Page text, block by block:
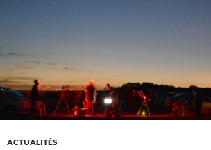
ACTUALITÉS